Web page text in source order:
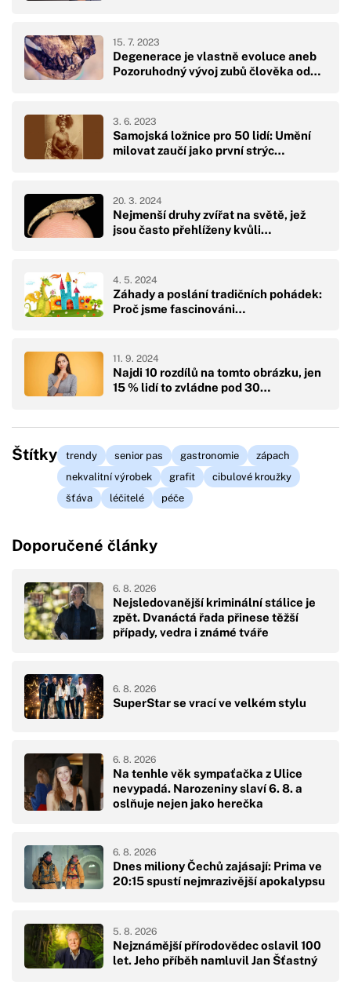
Degenerace je vlastně evoluce aneb
Pozoruhodný vývoj zubů člověka od…
15. 7. 2023
Samojská ložnice pro 50 lidí: Umění
milovat zaučí jako první strýc…
3. 6. 2023
Nejmenší druhy zvířat na světě, jež
jsou často přehlíženy kvůli…
20. 3. 2024
Záhady a poslání tradičních pohádek:
Proč jsme fascinováni…
4. 5. 2024
Najdi 10 rozdílů na tomto obrázku, jen
15 % lidí to zvládne pod 30…
11. 9. 2024
Štítky trendy senior pas gastronomie
zápach
nekvalitní výrobek
grafit
cibulové kroužky
šťáva
léčitelé péče
Doporučené články
Nejsledovanější kriminální stálice je
zpět. Dvanáctá řada přinese těžší
případy, vedra i známé tváře
6. 8. 2026
SuperStar se vrací ve velkém stylu
6. 8. 2026
Na tenhle věk sympaťačka z Ulice
nevypadá. Narozeniny slaví 6. 8. a
oslňuje nejen jako herečka
6. 8. 2026
Dnes miliony Čechů zajásají: Prima ve
20:15 spustí nejmrazivější apokalypsu
6. 8. 2026
Nejznámější přírodovědec oslavil 100
let. Jeho příběh namluvil Jan Šťastný
5. 8. 2026